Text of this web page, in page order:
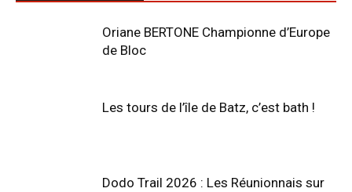
Oriane BERTONE Championne d’Europe
de Bloc
Les tours de l’île de Batz, c’est bath !
Dodo Trail 2026 : Les Réunionnais sur